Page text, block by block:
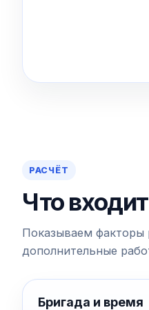
РАСЧЁТ
Что
Показываем факторы
дополнительные
Бригада и время